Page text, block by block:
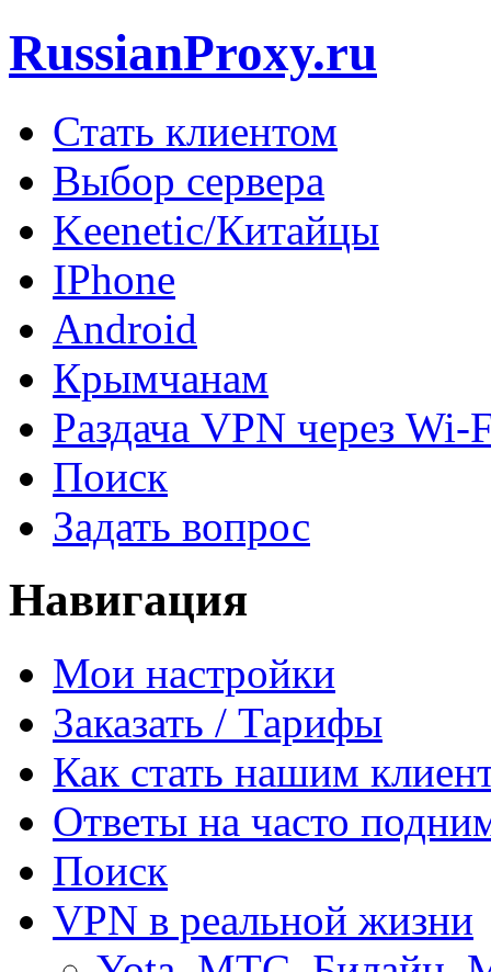
RussianProxy.ru
Стать клиентом
Выбор сервера
Keenetic/Китайцы
IPhone
Android
Крымчанам
Раздача VPN через Wi-
Поиск
Задать вопрос
Навигация
Мои настройки
Заказать / Тарифы
Как стать нашим
Ответы на часто
Поиск
VPN в реальной жизни